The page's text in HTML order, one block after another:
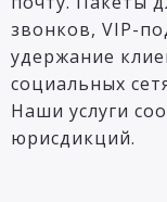
звонков, VIP-
удержание
социальных
Наши услуги
юрисдикций.